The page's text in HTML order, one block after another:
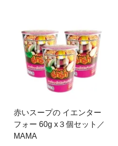
赤いスープの イエンター
フォー 60g x３個セット／
MAMA